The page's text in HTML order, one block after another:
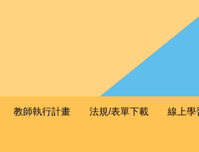
教師執行計畫 法規/表單下載 線上學